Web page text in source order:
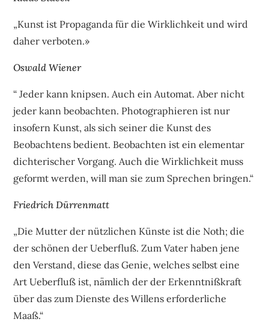
„Kunst ist Propaganda für die Wirklichkeit und wird
daher verboten.»
Oswald Wiener
“ Jeder kann knipsen. Auch ein Automat. Aber nicht
jeder kann beobachten. Photographieren ist nur
insofern Kunst, als sich seiner die Kunst des
Beobachtens bedient. Beobachten ist ein elementar
dichterischer Vorgang. Auch die Wirklichkeit muss
geformt werden, will man sie zum Sprechen bringen.“
Friedrich Dürrenmatt
„Die Mutter der nützlichen Künste ist die Noth; die
der schönen der Ueberfluß. Zum Vater haben jene
den Verstand, diese das Genie, welches selbst eine
Art Ueberfluß ist, nämlich der der Erkenntnißkraft
über das zum Dienste des Willens erforderliche
Maaß.“